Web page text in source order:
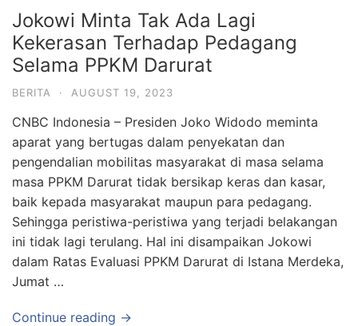
Jokowi Minta Tak Ada Lagi
Kekerasan Terhadap Pedagang
Selama PPKM Darurat
BERITA · AUGUST 19, 2023
CNBC Indonesia – Presiden Joko Widodo meminta
aparat yang bertugas dalam penyekatan dan
pengendalian mobilitas masyarakat di masa selama
masa PPKM Darurat tidak bersikap keras dan kasar,
baik kepada masyarakat maupun para pedagang.
Sehingga peristiwa-peristiwa yang terjadi belakangan
ini tidak lagi terulang. Hal ini disampaikan Jokowi
dalam Ratas Evaluasi PPKM Darurat di Istana Merdeka,
Jumat …
Continue reading →